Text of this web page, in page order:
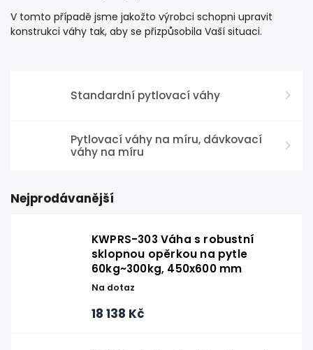
V tomto případě jsme jakožto výrobci schopni upravit
konstrukci váhy tak, aby se přizpůsobila Vaší situaci.
Standardní pytlovací váhy
Pytlovací váhy na míru, dávkovací
váhy na míru
Nejprodávanější
KWPRS-303 Váha s robustní
sklopnou opěrkou na pytle
60kg~300kg, 450x600 mm
Na dotaz
18 138 Kč